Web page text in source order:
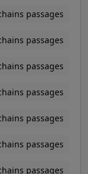
passages
passages
passages
passages
passages
passages
passages